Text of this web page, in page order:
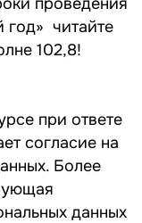
год» читайте
102,8!
при ответе
согласие на
Более
данных